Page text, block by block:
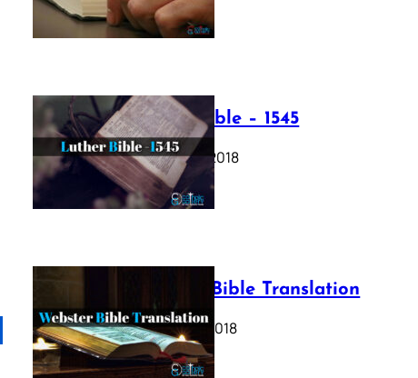
July 12, 2025
Luther Bible – 1545
October 17, 2018
Webster Bible Translation
October 11, 2018